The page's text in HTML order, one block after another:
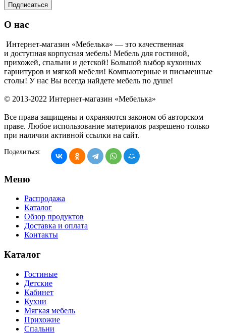
Подписаться
О нас
Интернет-магазин «Мебелька» — это качественная
и доступная корпусная мебель! Мебель для гостиной,
прихожей, спальни и детской! Большой выбор кухонных
гарнитуров и мягкой мебели! Компьютерные и письменные
столы! У нас Вы всегда найдете мебель по душе!
© 2013-2022 Интернет-магазин «Мебелька»
Все права защищены и охраняются законом об авторском
праве. Любое использование материалов разрешено только
при наличии активной ссылки на сайт.
Поделиться:
Меню
Распродажа
Каталог
Обзор продуктов
Доставка и оплата
Контакты
Каталог
Гостиные
Детские
Кабинет
Кухни
Мягкая мебель
Прихожие
Спальни